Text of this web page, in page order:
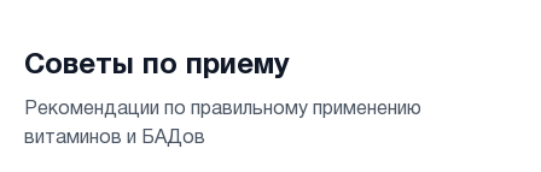
Советы по приему
Рекомендации по правильному применению
витаминов и БАДов